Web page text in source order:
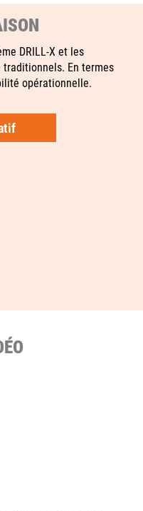
DRILL‑X et les
traditionnels. En termes
opérationnelle.